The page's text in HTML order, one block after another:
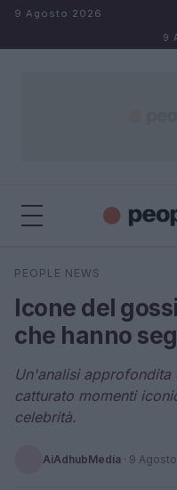
Salta al contenuto
9 Agosto 2026
9
Cerca
PEOPLE NEWS
Icone del
che hanno
Un'analisi
catturato momenti
celebrità.
AiAdhubMedia · 9